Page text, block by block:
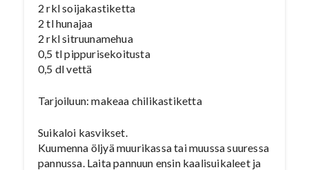
2 rkl soijakastiketta
2 tl hunajaa
2 rkl sitruunamehua
0,5 tl pippurisekoitusta
0,5 dl vettä
Tarjoiluun: makeaa chilikastiketta
Suikaloi kasvikset.
Kuumenna öljyä muurikassa tai muussa suuressa
pannussa. Laita pannuun ensin kaalisuikaleet ja